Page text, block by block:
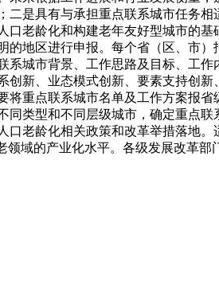
是具有与承担重点联系城市任务
老龄化和构建老年友好型城市的
地区进行申报。每个省（区、市
城市背景、工作思路及目标、工
新、业态模式创新、要素支持创
重点联系城市名单及工作方案报
类型和不同层级城市，确定重点
老龄化相关政策和改革举措落地
域的产业化水平。各级发展改革